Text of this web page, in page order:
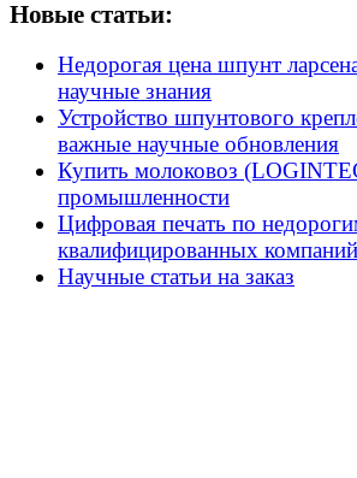
Новые статьи:
Недорогая цена шпунт
научные знания
Устройство шпунтового
важные научные обновления
Купить молоковоз
промышленности
Цифровая печать по
квалифицированных компаний
Научные статьи на заказ